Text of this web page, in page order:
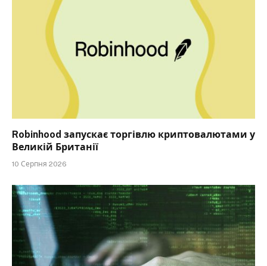
Robinhood запускає торгівлю криптовалютами у
Великій Британії
10 Серпня 2026